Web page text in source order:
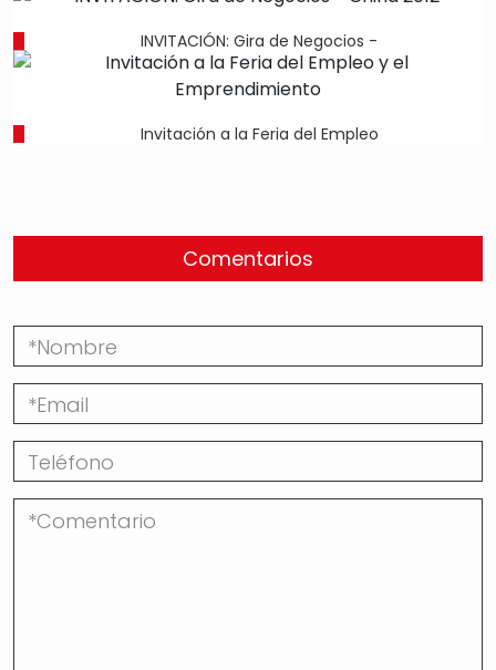
INVITACIÓN: Gira de Negocios -
Invitación a la Feria del Empleo
Comentarios